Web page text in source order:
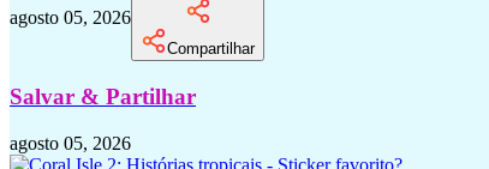
agosto 05, 2026
Compartilhar
Salvar & Partilhar
agosto 05, 2026